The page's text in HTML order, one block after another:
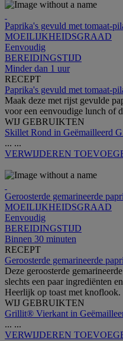
Paprika's gevuld met tomaat-
MOEILIJKHEIDSGRAAD
Eenvoudig
BEREIDINGSTIJD
Minder dan 1 uur
RECEPT
Paprika's gevuld met tomaat-
Maak deze met rijst gevulde
voor een eenvoudige lunch of
WIJ GEBRUIKTEN
Skillet Rond in Geëmailleerd
... ...
VERWIJDEREN
Geroosterde gemarineerde
MOEILIJKHEIDSGRAAD
Eenvoudig
BEREIDINGSTIJD
Binnen 30 minuten
RECEPT
Geroosterde gemarineerde
Deze geroosterde
slechts een paar ingrediënten
Heerlijk op toast met knoflook.
WIJ GEBRUIKTEN
Grillit® Vierkant in
... ...
VERWIJDEREN